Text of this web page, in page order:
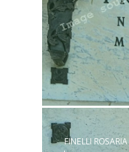
FINELLI ROSARIA